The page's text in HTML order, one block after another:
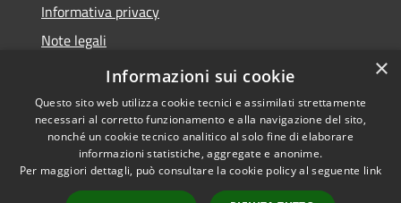
Informativa privacy
Note legali
Dichiarazione di accessibilità
Accessibilità
Copyright © 2021 •
Comune di Concesio •
×
Informazioni sui cookie
Questo sito web utilizza cookie tecnici e assimilati strettamente
necessari al corretto funzionamento e alla navigazione del sito,
nonché un cookie tecnico analitico al solo fine di elaborare
informazioni statistiche, aggregate e anonime.
Per maggiori dettagli, può consultare la cookie policy al seguente link